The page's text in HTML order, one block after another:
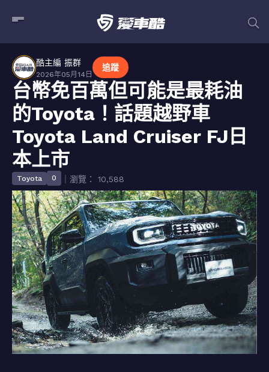
酷主編 振群
2026年05月14日
追蹤
台幣免百萬但可能是最耗油
的Toyota！話題越野車
Toyota Land Cruiser FJ日
本上市
Toyota 0 ｜瀏覽： 10,588